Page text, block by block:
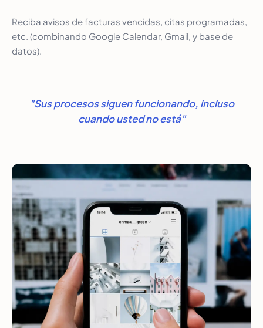
Reciba avisos de facturas vencidas, citas programadas,
etc. (combinando Google Calendar, Gmail, y base de
datos).
"Sus procesos siguen funcionando, incluso
cuando usted no está"